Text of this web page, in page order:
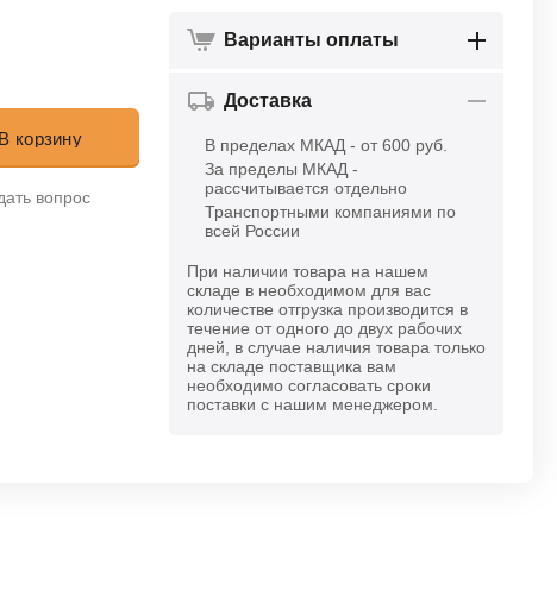
В корзину
вопрос
Варианты оплаты
Доставка
В пределах МКАД - от 600 руб.
За пределы МКАД -
рассчитывается отдельно
Транспортными компаниями по
всей России
При наличии товара на нашем
складе в необходимом для вас
количестве отгрузка производится в
течение от одного до двух рабочих
дней, в случае наличия товара только
на складе поставщика вам
необходимо согласовать сроки
поставки с нашим менеджером.